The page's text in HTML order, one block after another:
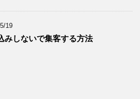
19
みしないで集客する方法